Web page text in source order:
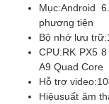
Mục:Android
phương tiện
Bộ nhớ lưu trữ:
CPU:RK PX5
A9 Quad Core
Hỗ trợ video:
Hiệusuất âm